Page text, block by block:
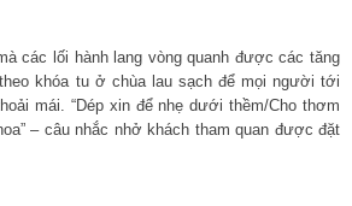
các lối hành lang vòng quanh được các tăng
khóa tu ở chùa lau sạch để mọi người tới
mái. “Dép xin để nhẹ dưới thềm/Cho thơm
– câu nhắc nhở khách tham quan được đặt